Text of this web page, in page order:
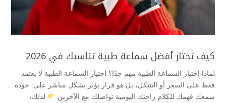
كيف تختار أفضل سماعة طبية تناسبك في 2026
لماذا اختيار السماعة الطبية مهم جدًا؟ اختيار السماعة الطبية لا يعتمد
فقط على السعر أو الشكل، بل هو قرار يؤثر بشكل مباشر على: جودة
سمعك فهمك للكلام راحتك اليومية تواصلك مع الآخرين
لذلك،